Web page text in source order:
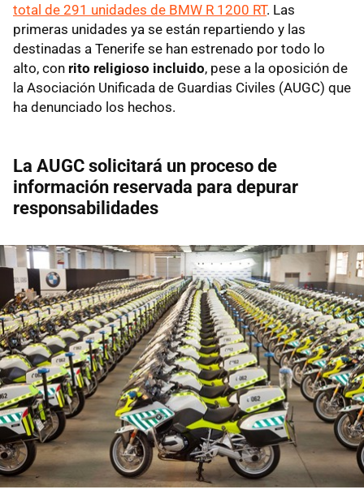
total de 291 unidades de BMW R 1200 RT. Las
primeras unidades ya se están repartiendo y las
destinadas a Tenerife se han estrenado por todo lo
alto, con rito religioso incluido, pese a la oposición de
la Asociación Unificada de Guardias Civiles (AUGC) que
ha denunciado los hechos.
La AUGC solicitará un proceso de
información reservada para depurar
responsabilidades